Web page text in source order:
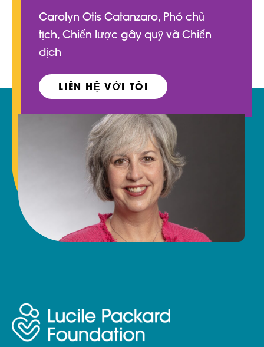
Carolyn Otis Catanzaro, Phó chủ
tịch, Chiến lược gây quỹ và Chiến
dịch
LIÊN HỆ VỚI TÔI